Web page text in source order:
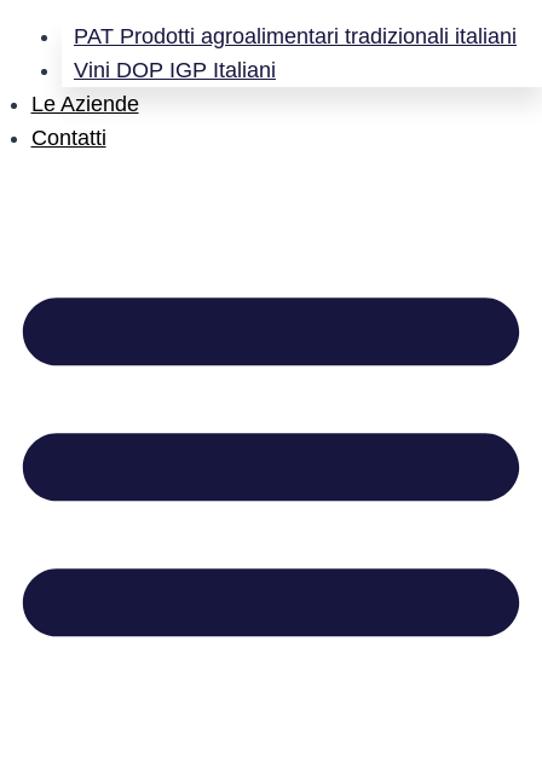
PAT Prodotti agroalimentari tradizionali italiani
Vini DOP IGP Italiani
Le Aziende
Contatti